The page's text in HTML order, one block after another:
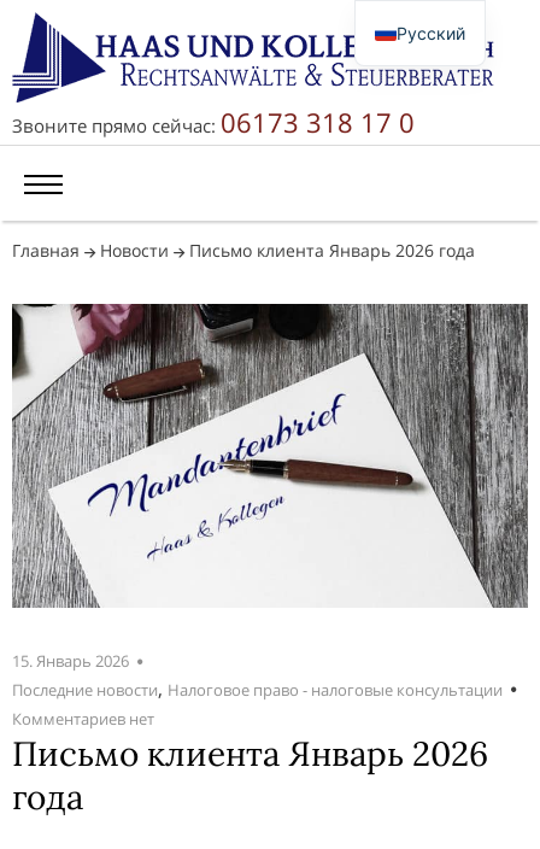
Звоните прямо сейчас: 06173 318 17 0
Главная Новости Письмо клиента Январь 2026 года
15. Январь 2026
Последние новости, Налоговое право - налоговые консультации
Комментариев нет
Письмо клиента Январь 2026
года
Русский
Deutsch
English
简体中文